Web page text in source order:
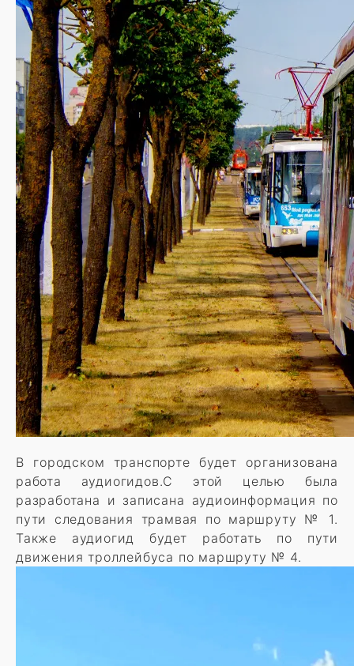
В городском транспорте будет организована
работа аудиогидов.С этой целью была
разработана и записана аудиоинформация по
пути следования трамвая по маршруту № 1.
Также аудиогид будет работать по пути
движения троллейбуса по маршруту № 4.